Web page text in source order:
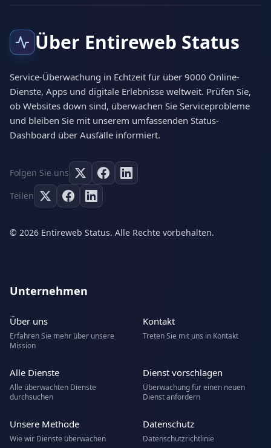
Über Entireweb Status
Service-Überwachung in Echtzeit für über 9000 Online-
Dienste, Apps und digitale Erlebnisse weltweit. Prüfen Sie,
ob Websites down sind, überwachen Sie Serviceprobleme
und bleiben Sie mit unserem umfassenden Status-
Dashboard über Ausfälle informiert.
Folgen Sie uns
Teilen
© 2026 Entireweb Status. Alle Rechte vorbehalten.
Unternehmen
Über uns
Erfahren Sie mehr über unsere
Mission
Kontakt
Treten Sie mit uns in Kontakt
Alle Dienste
Alle überwachten Dienste
durchsuchen
Dienst vorschlagen
Überwachung für einen neuen
Dienst anfordern
Unsere Methode
Wie wir Dienste überwachen
Datenschutz
Datenschutzrichtlinie